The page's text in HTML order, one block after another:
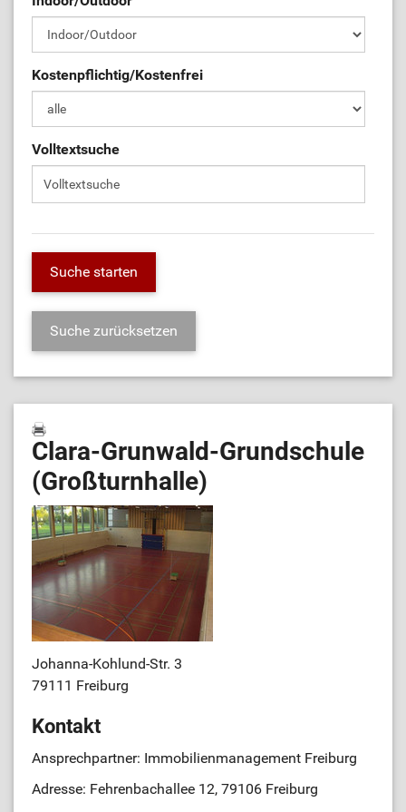
Kostenpflichtig/Kostenfrei
Volltextsuche
Clara-Grunwald-Grundschule
(Großturnhalle)
Johanna-Kohlund-Str. 3
79111 Freiburg
Kontakt
Ansprechpartner: Immobilienmanagement Freiburg
Adresse: Fehrenbachallee 12, 79106 Freiburg